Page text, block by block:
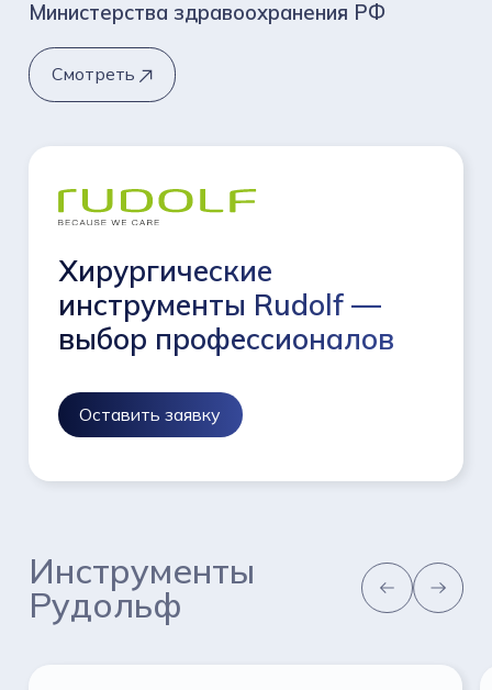
Министерства здравоохранения РФ
Смотреть
Хирургические
инструменты Rudolf —
выбор профессионалов
Оставить заявку
Инструменты
Рудольф